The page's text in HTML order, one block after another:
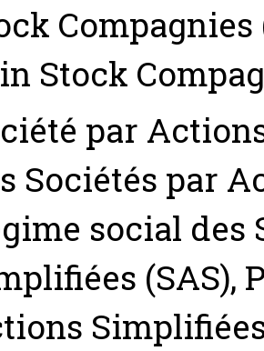
Stock
par
Sociétés par
social des
(SAS),